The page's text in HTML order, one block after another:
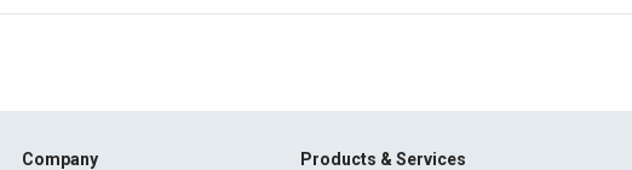
Products & Services
Company